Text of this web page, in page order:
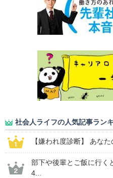
社会人ライフの人気記事ラン
【嫌われ度診断】 あな
部下や後輩とご飯に行く
4...